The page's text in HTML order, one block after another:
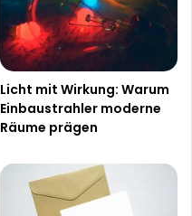
Licht mit Wirkung: Warum
Einbaustrahler moderne
Räume prägen